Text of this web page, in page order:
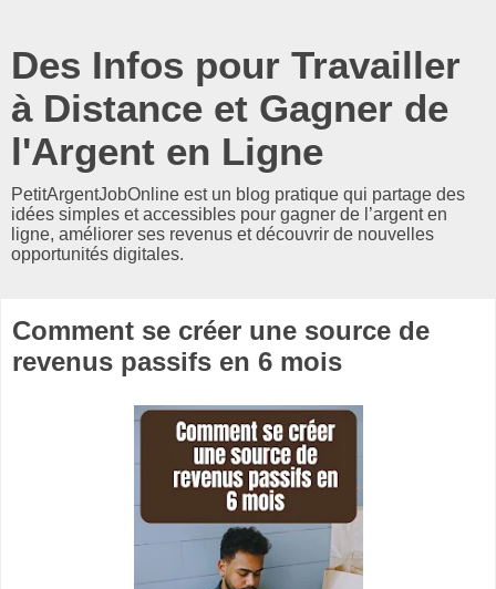
Des Infos pour Travailler
à Distance et Gagner de
l'Argent en Ligne
PetitArgentJobOnline est un blog pratique qui partage des
idées simples et accessibles pour gagner de l’argent en
ligne, améliorer ses revenus et découvrir de nouvelles
opportunités digitales.
Comment se créer une source de
revenus passifs en 6 mois